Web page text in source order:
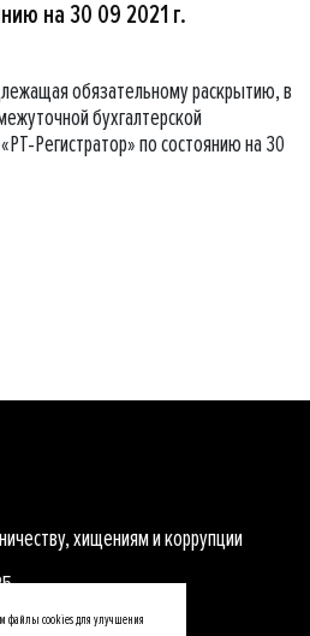
на 30 09 2021 г.
обязательному раскрытию, в
бухгалтерской
Регистратор» по состоянию на 30
хищениям и коррупции
данных
файлы cookies для улучшения